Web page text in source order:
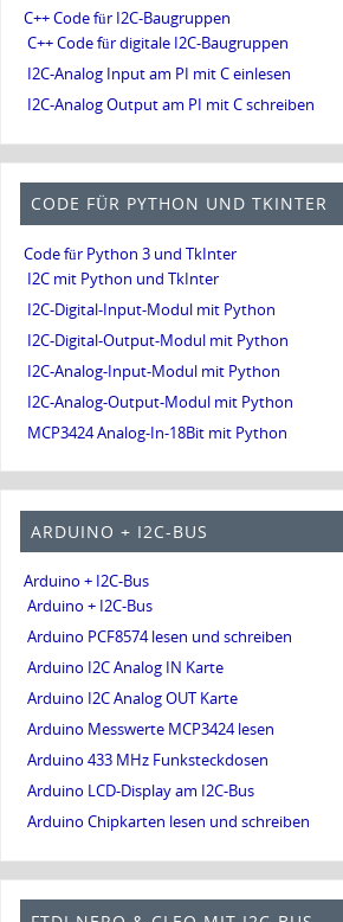
C++ Code für I2C-Baugruppen
C++ Code für digitale I2C-Baugruppen
I2C-Analog Input am PI mit C einlesen
I2C-Analog Output am PI mit C schreiben
CODE FÜR PYTHON UND TKINTER
Code für Python 3 und TkInter
I2C mit Python und TkInter
I2C-Digital-Input-Modul mit Python
I2C-Digital-Output-Modul mit Python
I2C-Analog-Input-Modul mit Python
I2C-Analog-Output-Modul mit Python
MCP3424 Analog-In-18Bit mit Python
ARDUINO + I2C-BUS
Arduino + I2C-Bus
Arduino + I2C-Bus
Arduino PCF8574 lesen und schreiben
Arduino I2C Analog IN Karte
Arduino I2C Analog OUT Karte
Arduino Messwerte MCP3424 lesen
Arduino 433 MHz Funksteckdosen
Arduino LCD-Display am I2C-Bus
Arduino Chipkarten lesen und schreiben